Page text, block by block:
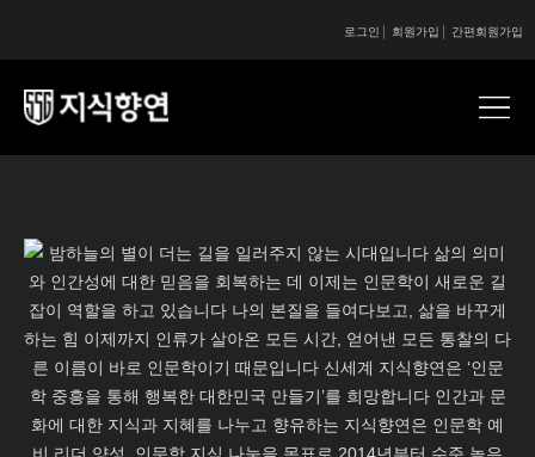
간편회원가입
회원가입
로그인